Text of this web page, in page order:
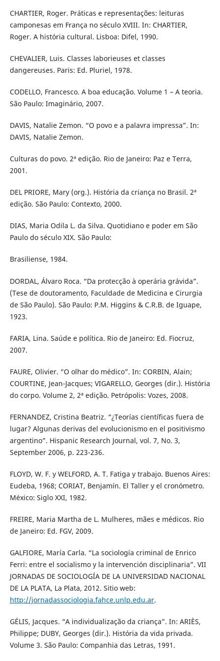
CHARTIER, Roger. Práticas e representações: leituras
camponesas em França no século XVIII. In: CHARTIER,
Roger. A história cultural. Lisboa: Difel, 1990.
CHEVALIER, Luis. Classes laborieuses et classes
dangereuses. Paris: Ed. Pluriel, 1978.
CODELLO, Francesco. A boa educação. Volume 1 – A teoria.
São Paulo: Imaginário, 2007.
DAVIS, Natalie Zemon. “O povo e a palavra impressa”. In:
DAVIS, Natalie Zemon.
Culturas do povo. 2ª edição. Rio de Janeiro: Paz e Terra,
2001.
DEL PRIORE, Mary (org.). História da criança no Brasil. 2ª
edição. São Paulo: Contexto, 2000.
DIAS, Maria Odila L. da Silva. Quotidiano e poder em São
Paulo do século XIX. São Paulo:
Brasiliense, 1984.
DORDAL, Álvaro Roca. “Da protecção à operária grávida”.
(Tese de doutoramento, Faculdade de Medicina e Cirurgia
de São Paulo). São Paulo: P.M. Higgins & C.R.B. de Iguape,
1923.
FARIA, Lina. Saúde e política. Rio de Janeiro: Ed. Fiocruz,
2007.
FAURE, Olivier. “O olhar do médico”. In: CORBIN, Alain;
COURTINE, Jean-Jacques; VIGARELLO, Georges (dir.). História
do corpo. Volume 2, 2ª edição. Petrópolis: Vozes, 2008.
FERNANDEZ, Cristina Beatriz. “¿Teorías científicas fuera de
lugar? Algunas derivas del evolucionismo en el positivismo
argentino”. Hispanic Research Journal, vol. 7, No. 3,
September 2006, p. 223-236.
FLOYD, W. F. y WELFORD, A. T. Fatiga y trabajo. Buenos Aires:
Eudeba, 1968; CORIAT, Benjamín. El Taller y el cronómetro.
México: Siglo XXI, 1982.
FREIRE, Maria Martha de L. Mulheres, mães e médicos. Rio
de Janeiro: Ed. FGV, 2009.
GALFIORE, María Carla. “La sociología criminal de Enrico
Ferri: entre el socialismo y la intervención disciplinaria”. VII
JORNADAS DE SOCIOLOGÍA DE LA UNIVERSIDAD NACIONAL
DE LA PLATA, La Plata, 2012. Sitio web:
http://jornadassociologia.fahce.unlp.edu.ar.
GÉLIS, Jacques. “A individualização da criança”. In: ARIÈS,
Philippe; DUBY, Georges (dir.). História da vida privada.
Volume 3. São Paulo: Companhia das Letras, 1991.